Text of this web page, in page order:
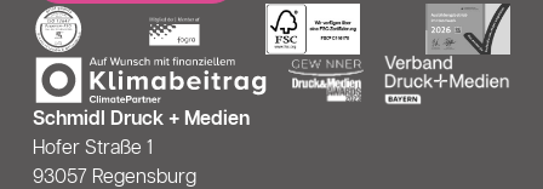
Schmidl Druck + Medien
Hofer Straße 1
93057 Regensburg